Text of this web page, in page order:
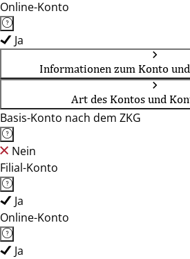
Online-Konto
Ja
Informationen zum Konto
Art des Kontos und
Basis-Konto nach dem ZKG
Nein
Filial-Konto
Ja
Online-Konto
Ja